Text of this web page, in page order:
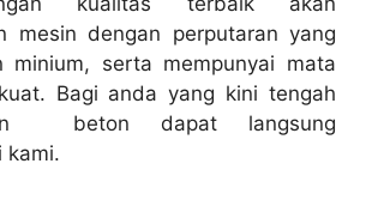
mesin dengan perputaran yang
minium, serta mempunyai mata
Bagi anda yang kini tengah
beton dapat langsung
kami.